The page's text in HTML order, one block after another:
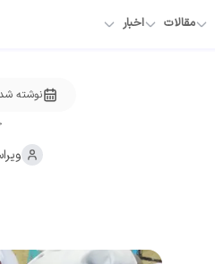
مقالات اخبار
نوشته